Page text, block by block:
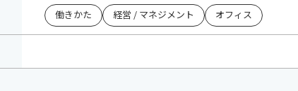
働きかた 経営 / マネジメント オフィス